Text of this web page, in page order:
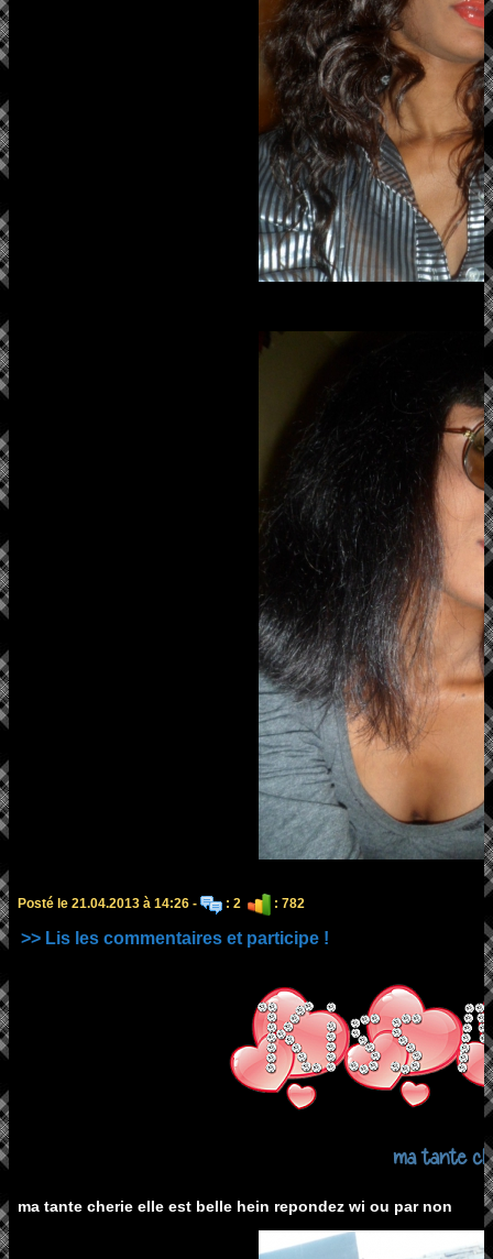
Posté le 21.04.2013 à 14:26 - : 2 : 782
>> Lis les commentaires et participe !
ma tante
ma tante cherie elle est belle hein repondez wi ou par non